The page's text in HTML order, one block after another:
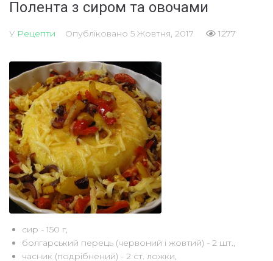
Полента з сиром та овочами
У Рецепти Опубліковано 5 Жовтня, 2017 1277
сир - 150 г,
болгарський перець (червоний і жовтий) - 2 шт.,
часник (подрібнений) - 2 ст. ложки,